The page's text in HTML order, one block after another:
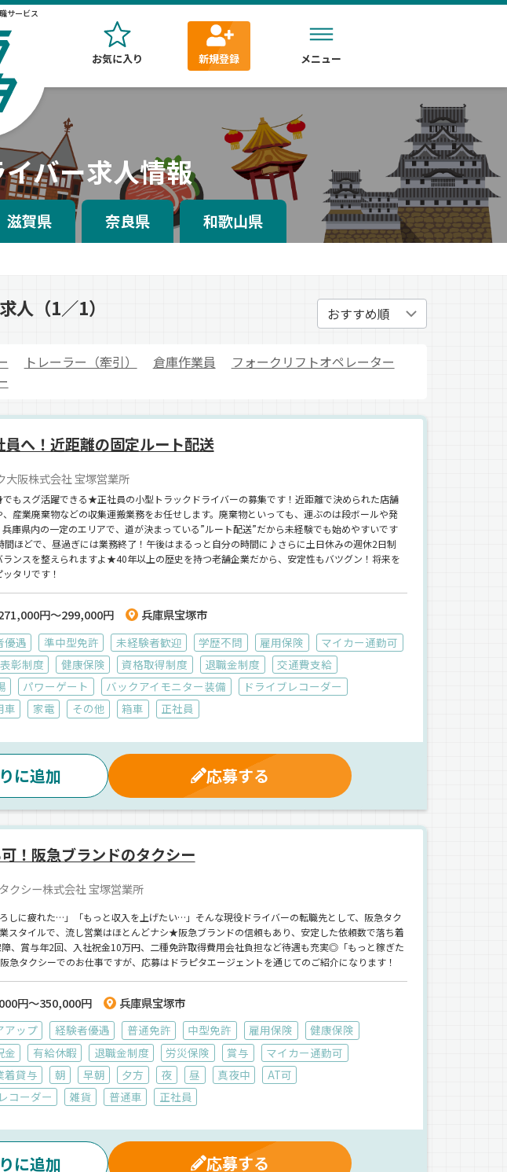
サービス
お気に入り 新規登録 メニュー
バー求人情報
滋賀県 奈良県 和歌山県
人（1／1）
トレーラー（牽引） 倉庫作業員
フォークリフトオペレーター
へ！近距離の固定ルート配送
大阪株式会社 宝塚営業所
でもスグ活躍できる★正社員の小型トラックドライバーの募集です！近距離で決められた店舗
産業廃棄物などの収集運搬業務をお任せします。廃棄物といっても、運ぶのは段ボールや発
庫県内の一定のエリアで、道が決まっている”ルート配送”だから未経験でも始めやすいです
ほどで、昼過ぎには業務終了！午後はまるっと自分の時間に♪さらに土日休みの週休2日制
ランスを整えられますよ★40年以上の歴史を持つ老舗企業だから、安定性もバツグン！将来を
タリです！
円～299,000円 兵庫県宝塚市
優遇 準中型免許 未経験者歓迎 学歴不問 雇用保険
マイカー通勤可
表彰制度 健康保険 資格取得制度 退職金制度
交通費支給
パワーゲート バックアイモニター装備
ドライブレコーダー
車 家電 その他 箱車 正社員
に追加 応募する
！阪急ブランドのタクシー
クシー株式会社 宝塚営業所
しに疲れた…」「もっと収入を上げたい…」そんな現役ドライバーの転職先として、阪急タク
スタイルで、流し営業はほとんどナシ★阪急ブランドの信頼もあり、安定した依頼数で落ち着
、賞与年2回、入社祝金10万円、二種免許取得費用会社負担など待遇も充実◎「もっと稼ぎた
急タクシーでのお仕事ですが、応募はドラピタエージェントを通じてのご紹介になります！
円～350,000円 兵庫県宝塚市
アップ 経験者優遇 普通免許 中型免許 雇用保険
健康保険
金 有給休暇 退職金制度 労災保険 賞与
マイカー通勤可
着貸与 朝 早朝 夕方 夜 昼 真夜中
AT可
コーダー 雑貨 普通車 正社員
に追加 応募する